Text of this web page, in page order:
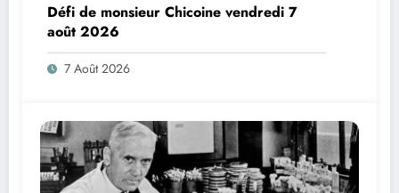
Défi de monsieur Chicoine vendredi 7
août 2026
7 Août 2026